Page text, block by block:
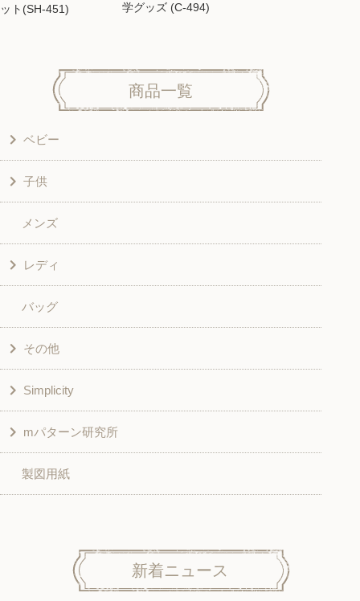
ット(SH-451)
学グッズ (C-494)
商品一覧
ベビー
洋服
和風衣類
グッズ
子供
ワンピース
シャツ・ブラウス
スカート・パンツ
和風衣類
入園入学グッズ
その他
メンズ
レディ
シャツ・ブラウス
チュニック
ワンピース
ベスト・ジャケット・コート
スカート
ニット地専用
バッグ
その他
学校家庭科教材用
その他
Simplicity
こども＆ベビー
ボトムス
ワンピース＆スーツ
mパターン研究所
子供服
ワンピース
製図用紙
新着ニュース